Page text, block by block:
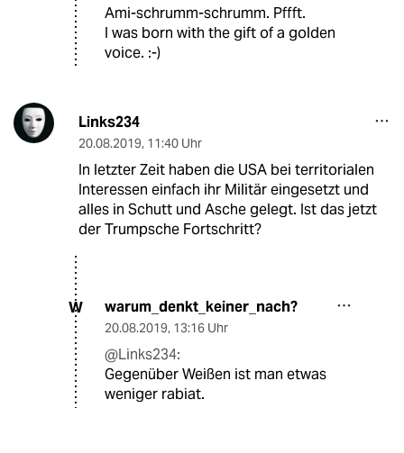
Ami-schrumm-schrumm. Pffft.
I was born with the gift of a golden
voice. :-)
Links234
20.08.2019, 11:40 Uhr
In letzter Zeit haben die USA bei territorialen
Interessen einfach ihr Militär eingesetzt und
alles in Schutt und Asche gelegt. Ist das jetzt
der Trumpsche Fortschritt?
W warum_denkt_keiner_nach?
20.08.2019, 13:16 Uhr
@Links234:
Gegenüber Weißen ist man etwas
weniger rabiat.